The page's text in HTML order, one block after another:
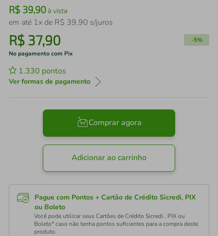
R$ 39,90à vista
em até 1x de R$ 39,90 s/juros
R$ 37,90 -5%
No pagamento com Pix
1.330 pontos
Ver formas de pagamento
Comprar agora
Adicionar ao carrinho
Pague com Pontos + Cartão de Crédito Sicredi, PIX
ou Boleto
Você pode utilizar seus Cartões de Crédito Sicredi , PIX ou
Boleto* caso não tenha pontos suficientes para a compra deste
produto.